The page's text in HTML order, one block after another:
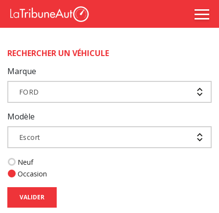
RECHERCHER UN VÉHICULE
Marque
FORD
Modèle
Escort
Neuf
Occasion
VALIDER